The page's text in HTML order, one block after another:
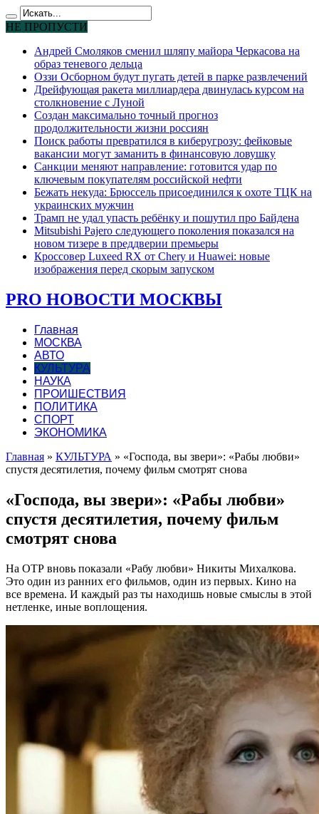
НЕ ПРОПУСТИ
Андрей Смоляков сменил шляпу майора Черкасова на
образ теневого дельца
Оззи Осборном будут пугать детей в парке развлечений
Дрейфующая ракета миллиардера двинулась курсом на
столкновение с Луной
Создан максимально точный прогноз
продолжительности жизни россиян
Поиск работы превратился в киберугрозу: фейковые
вакансии могут заманить в финансовую ловушку
Санкции меняют направление: готовится удар по
ключевым покупателям российской нефти
Бежать некуда: Брюссель присоединился к охоте ТЦК на
украинских мужчин
Трамп не удал упасть ребёнку и пошутил про Байдена
Mitsubishi Pajero следующего поколения показался на
новом тизере в преддверии премьеры
Кроссовер Luxeed RX от Chery и Huawei: новые
изображения перед скорым запуском
PRO НОВОСТИ МОСКВЫ
Главная
МОСКВА
АВТО
КУЛЬТУРА
НАУКА
ПРОИШЕСТВИЯ
ПОЛИТИКА
СПОРТ
ЭКОНОМИКА
Главная » КУЛЬТУРА » «Господа, вы звери»: «Рабы любви»
спустя десятилетия, почему фильм смотрят снова
«Господа, вы звери»: «Рабы любви»
спустя десятилетия, почему фильм
смотрят снова
На ОТР вновь показали «Рабу любви» Никиты Михалкова.
Это один из ранних его фильмов, один из первых. Кино на
все времена. И каждый раз ты находишь новые смыслы в этой
нетленке, иные воплощения.